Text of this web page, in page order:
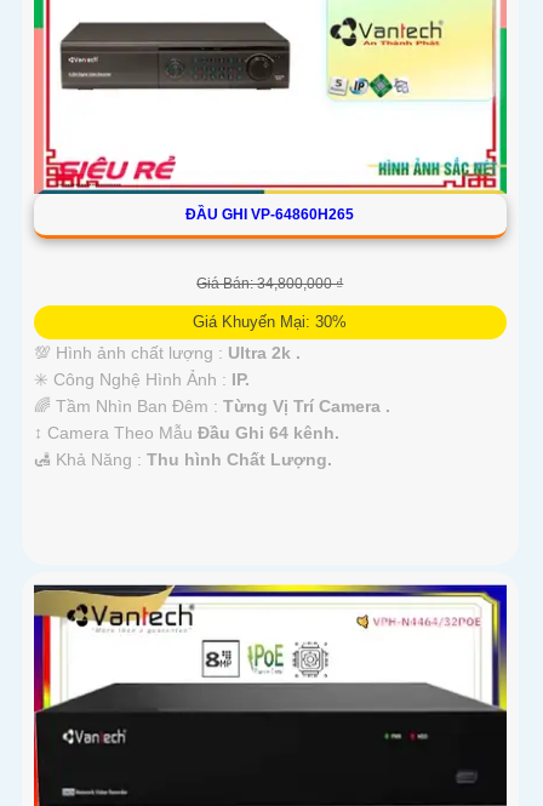
ĐẦU GHI VP-64860H265
Giá Bán: 34,800,000 ₫
Giá Khuyến Mại: 30%
💯 Hình ảnh chất lượng : Ultra 2k .
✳️ Công Nghệ Hình Ảnh : IP.
🌈 Tầm Nhìn Ban Đêm : Từng Vị Trí Camera .
↕️ Camera Theo Mẫu Đầu Ghi 64 kênh.
️🛃 Khả Năng : Thu hình Chất Lượng.